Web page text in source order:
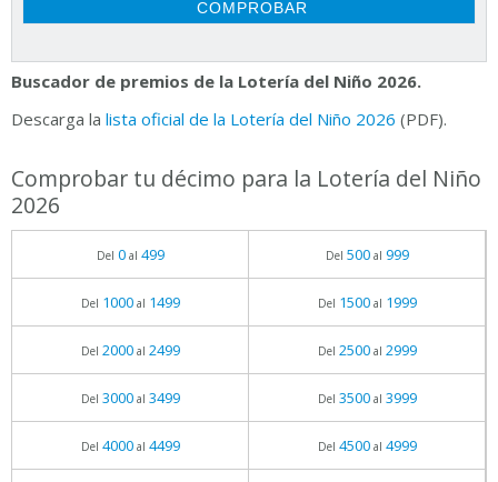
Buscador de premios de la Lotería del Niño 2026.
Descarga la lista oficial de la Lotería del Niño 2026 (PDF).
Comprobar tu décimo para la Lotería del Niño
2026
Del 0al 499 Del 500al 999
Del 1000al 1499 Del 1500al 1999
Del 2000al 2499 Del 2500al 2999
Del 3000al 3499 Del 3500al 3999
Del 4000al 4499 Del 4500al 4999